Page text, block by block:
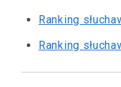
Ranking
Ranking